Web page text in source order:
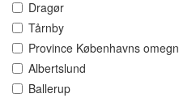
Dragør
Tårnby
Province Københavns omegn
Albertslund
Ballerup